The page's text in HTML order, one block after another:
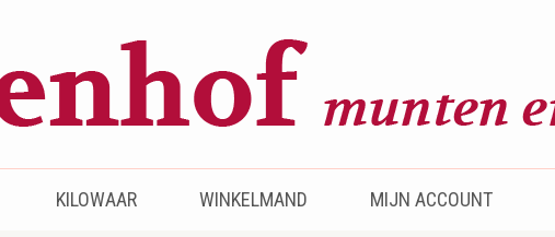
KILOWAAR WINKELMAND MIJN ACCOUNT